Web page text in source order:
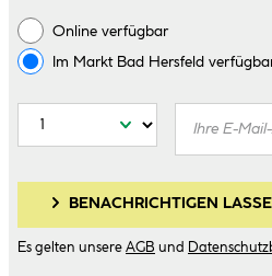
Online verfügbar
Im Markt Bad Hersfeld
BENACHRICHTIGEN
Es gelten unsere AGB und